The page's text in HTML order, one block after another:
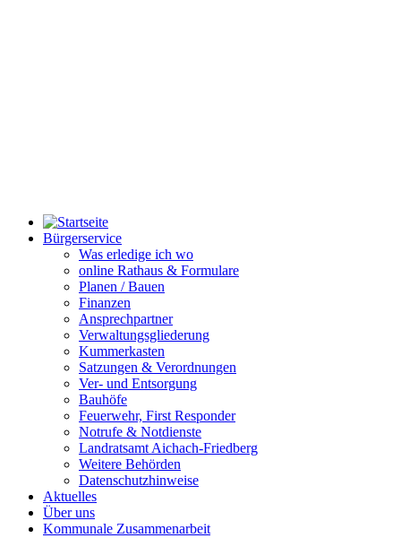
Bürgerservice
Was erledige ich wo
online Rathaus & Formulare
Planen / Bauen
Finanzen
Ansprechpartner
Verwaltungsgliederung
Kummerkasten
Satzungen & Verordnungen
Ver- und Entsorgung
Bauhöfe
Feuerwehr, First Responder
Notrufe & Notdienste
Landratsamt Aichach-Friedberg
Weitere Behörden
Datenschutzhinweise
Aktuelles
Über uns
Kommunale Zusammenarbeit